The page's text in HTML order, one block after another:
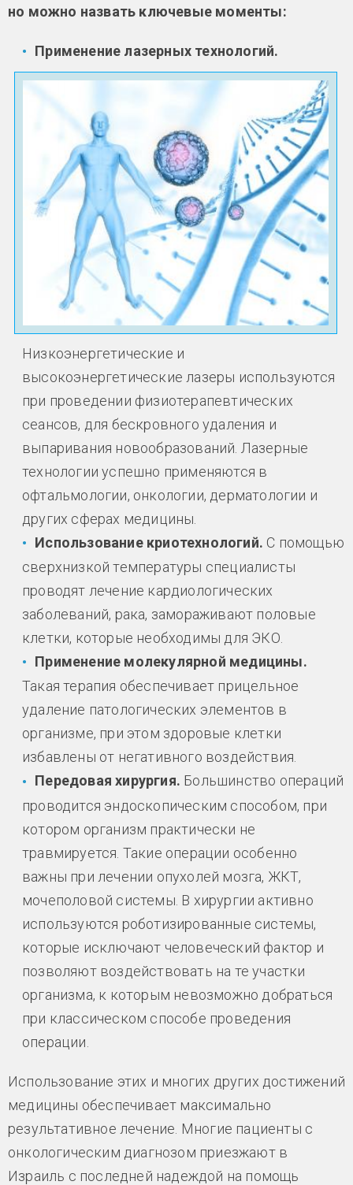
но можно назвать ключевые моменты:
Применение лазерных технологий.
Низкоэнергетические и
высокоэнергетические лазеры используются
при проведении физиотерапевтических
сеансов, для бескровного удаления и
выпаривания новообразований. Лазерные
технологии успешно применяются в
офтальмологии, онкологии, дерматологии и
других сферах медицины.
Использование криотехнологий. С помощью
сверхнизкой температуры специалисты
проводят лечение кардиологических
заболеваний, рака, замораживают половые
клетки, которые необходимы для ЭКО.
Применение молекулярной медицины.
Такая терапия обеспечивает прицельное
удаление патологических элементов в
организме, при этом здоровые клетки
избавлены от негативного воздействия.
Передовая хирургия. Большинство операций
проводится эндоскопическим способом, при
котором организм практически не
травмируется. Такие операции особенно
важны при лечении опухолей мозга, ЖКТ,
мочеполовой системы. В хирургии активно
используются роботизированные системы,
которые исключают человеческий фактор и
позволяют воздействовать на те участки
организма, к которым невозможно добраться
при классическом способе проведения
операции.
Использование этих и многих других достижений
медицины обеспечивает максимально
результативное лечение. Многие пациенты с
онкологическим диагнозом приезжают в
Израиль с последней надеждой на помощь